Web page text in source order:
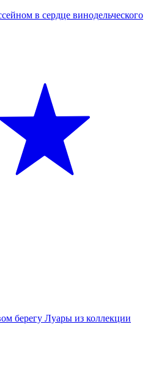
в сердце винодельческого
берегу Луары из коллекции